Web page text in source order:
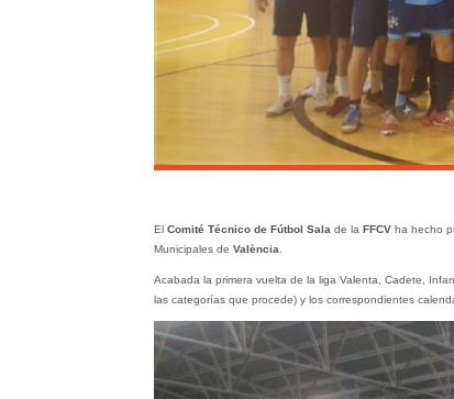
El Comité Técnico de Fútbol Sala de la FFCV ha hecho
Municipales de València
Acabada la primera vuelta de la liga Valenta, Cadete,
las categorías que procede) y los correspondientes